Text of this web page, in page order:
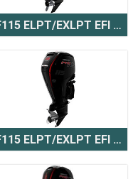
F115 ELPT/EXLPT EFI CT
F115 ELPT/EXLPT EFI Pro XS CT